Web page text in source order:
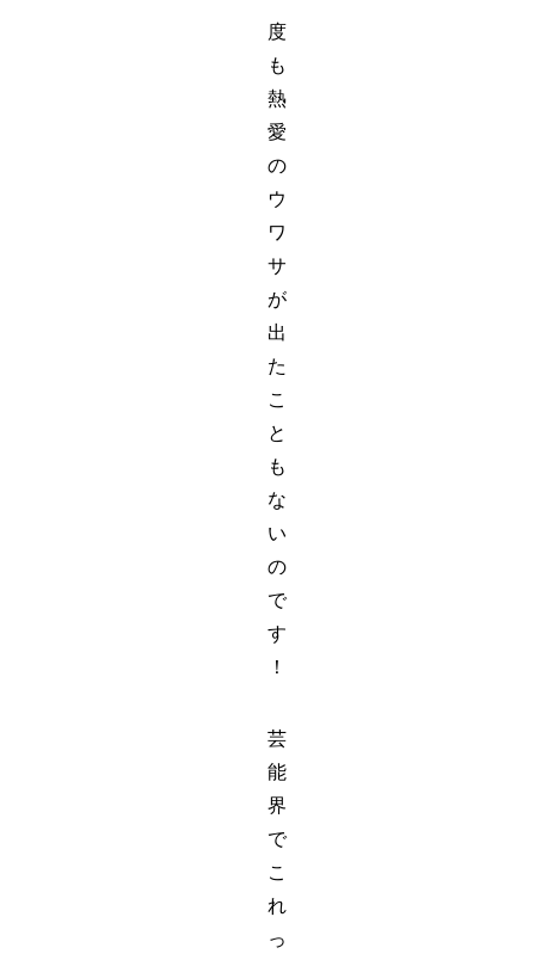
度
も
熱
愛
の
ウ
ワ
サ
が
出
た
こ
と
も
な
い
の
で
す
！
芸
能
界
で
こ
れ
っ